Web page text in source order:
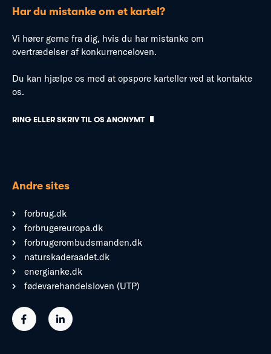
Har du mistanke om et kartel?
Vi hører gerne fra dig, hvis du har mistanke om
overtrædelser af konkurrenceloven.
Du kan hjælpe os med at opspore karteller ved at kontakte
os.
RING ELLER SKRIV TIL OS ANONYMT
Andre sites
forbrug.dk
forbrugereuropa.dk
forbrugerombudsmanden.dk
naturskaderaadet.dk
energianke.dk
fødevarehandelsloven (UTP)